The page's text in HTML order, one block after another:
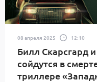
08 апреля 2025 12:10
Билл Скарсгард
сойдутся в
триллере